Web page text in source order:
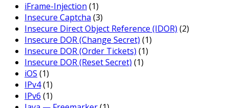
iFrame-Injection (1)
Insecure Captcha (3)
Insecure Direct Object Reference (IDOR) (2)
Insecure DOR (Change Secret) (1)
Insecure DOR (Order Tickets) (1)
Insecure DOR (Reset Secret) (1)
iOS (1)
IPv4(1)
IPv6 (1)